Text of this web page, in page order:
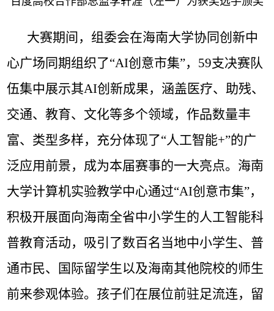
大赛期间，组委会在海南大学协同创新中
心广场同期组织了“AI创意市集”， 59支决赛队
伍集中展示其AI创新成果，涵盖医疗、助残、
交通、教育、 文化等多个领域，作品数量丰
富、类型多样，充分体现了“人工智能+”的广
泛应用前景，成为本届赛事的一大亮点。海南
大学计算机实验教学中心通过“AI创意市集”，
积极开展面向海南全省中小学生的人工智能科
普教育活动，吸引了数百名当地中小学生、普
通市民、国际留学生以及海南其他院校的师生
前来参观体验。孩子们在展位前驻足流连，留